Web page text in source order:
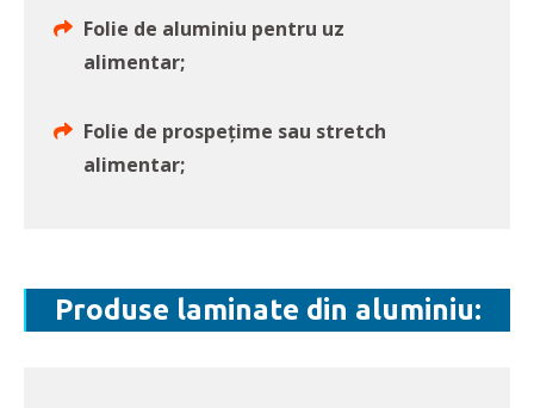
Folie de aluminiu pentru uz
alimentar;
Folie de prospețime sau stretch
alimentar;
Produse laminate din aluminiu: